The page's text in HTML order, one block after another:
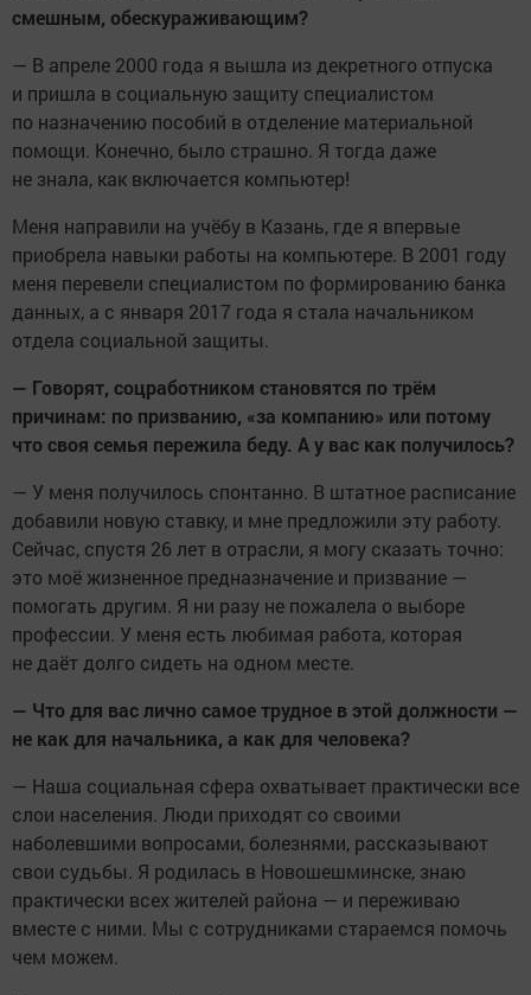
смешным, обескураживающим?
— В апреле 2000 года я вышла из декретного отпуска
и пришла в социальную защиту специалистом
по назначению пособий в отделение материальной
помощи. Конечно, было страшно. Я тогда даже
не знала, как включается компьютер!
Меня направили на учёбу в Казань, где я впервые
приобрела навыки работы на компьютере. В 2001 году
меня перевели специалистом по формированию банка
данных, а с января 2017 года я стала начальником
отдела социальной защиты.
— Говорят, соцработником становятся по трём
причинам: по призванию, «за компанию» или потому
что своя семья пережила беду. А у вас как получилось?
— У меня получилось спонтанно. В штатное расписание
добавили новую ставку, и мне предложили эту работу.
Сейчас, спустя 26 лет в отрасли, я могу сказать точно:
это моё жизненное предназначение и призвание —
помогать другим. Я ни разу не пожалела о выборе
профессии. У меня есть любимая работа, которая
не даёт долго сидеть на одном месте.
— Что для вас лично самое трудное в этой должности —
не как для начальника, а как для человека?
— Наша социальная сфера охватывает практически все
слои населения. Люди приходят со своими
наболевшими вопросами, болезнями, рассказывают
свои судьбы. Я родилась в Новошешминске, знаю
практически всех жителей района — и переживаю
вместе с ними. Мы с сотрудниками стараемся помочь
чем можем.